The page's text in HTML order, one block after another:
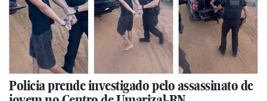
Policia prende investigado pelo assassinato de